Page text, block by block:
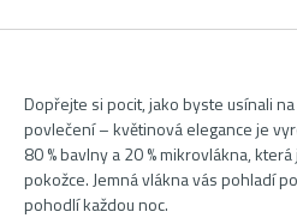
Dopřejte si pocit, jako byste usínali
povlečení – květinová elegance je
80 % bavlny a 20 % mikrovlákna,
pokožce. Jemná vlákna vás pohladí
pohodlí každou noc.